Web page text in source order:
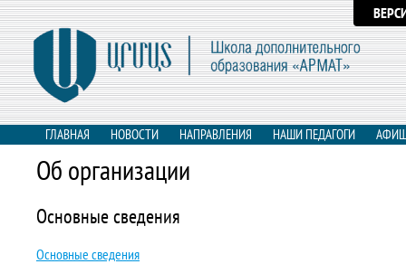
ГЛАВНАЯ НОВОСТИ НАПРАВЛЕНИЯ НАШИ ПЕДАГОГИ
Об организации
Основные сведения
Основные сведения